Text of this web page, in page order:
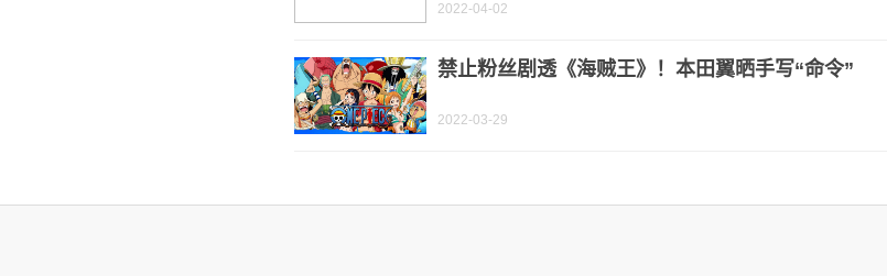
2022-04-02
禁止粉丝剧透《海贼王》！本田翼晒手写“命令”
2022-03-29